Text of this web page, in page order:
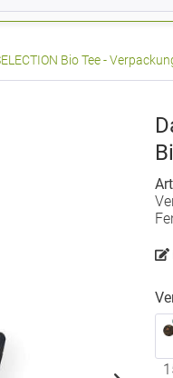
Bio Tee -